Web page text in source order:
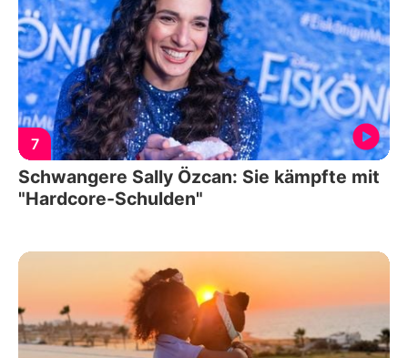
7
Schwangere Sally Özcan: Sie kämpfte mit
"Hardcore-Schulden"